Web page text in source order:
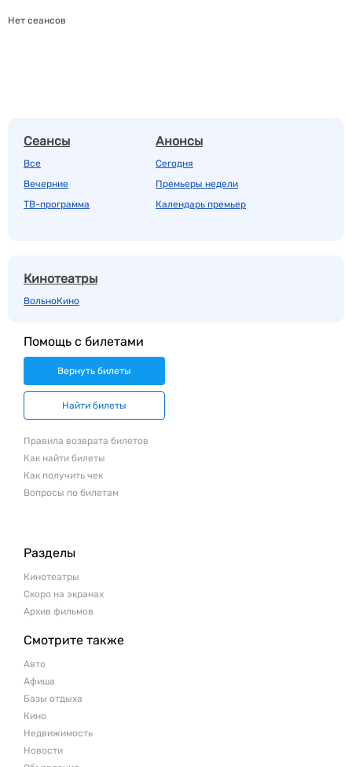
Нет сеансов
Сеансы
Все
Вечерние
ТВ-программа
Анонсы
Сегодня
Премьеры недели
Календарь премьер
Кинотеатры
ВольноКино
Помощь с билетами
Вернуть билеты
Найти билеты
Правила возврата билетов
Как найти билеты
Как получить чек
Вопросы по билетам
Разделы
Кинотеатры
Скоро на экранах
Архив фильмов
Смотрите также
Авто
Афиша
Базы отдыха
Кино
Недвижимость
Новости